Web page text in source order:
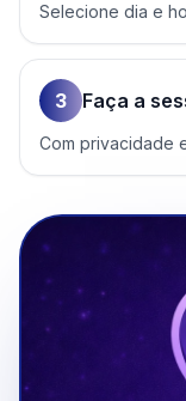
Selecione dia e
3 Faça a
Com privacidade